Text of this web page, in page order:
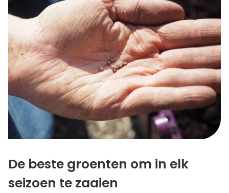
De beste groenten om in elk
seizoen te zaaien